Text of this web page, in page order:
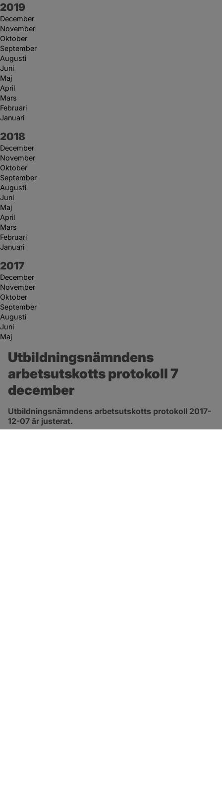
År:
2019
December
November
Oktober
September
Augusti
Juni
Maj
April
Mars
Februari
Januari
År:
2018
December
November
Oktober
September
Augusti
Juni
Maj
April
Mars
Februari
Januari
År:
2017
December
November
Oktober
September
Augusti
Juni
Maj
Utbildningsnämndens
arbetsutskotts protokoll 7
december
Utbildningsnämndens arbetsutskotts protokoll 2017-
12-07 är justerat.